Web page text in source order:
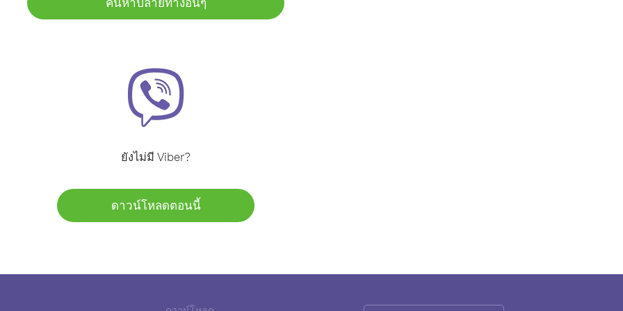
ยังไม่มี Viber?
ดาวน์โหลดตอนนี้